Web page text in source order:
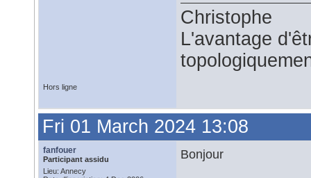
Christophe
L'avantage
Hors ligne
Fri 01 March 2024 13:08
fanfouer
Participant assidu
Lieu: Annecy
Bonjour